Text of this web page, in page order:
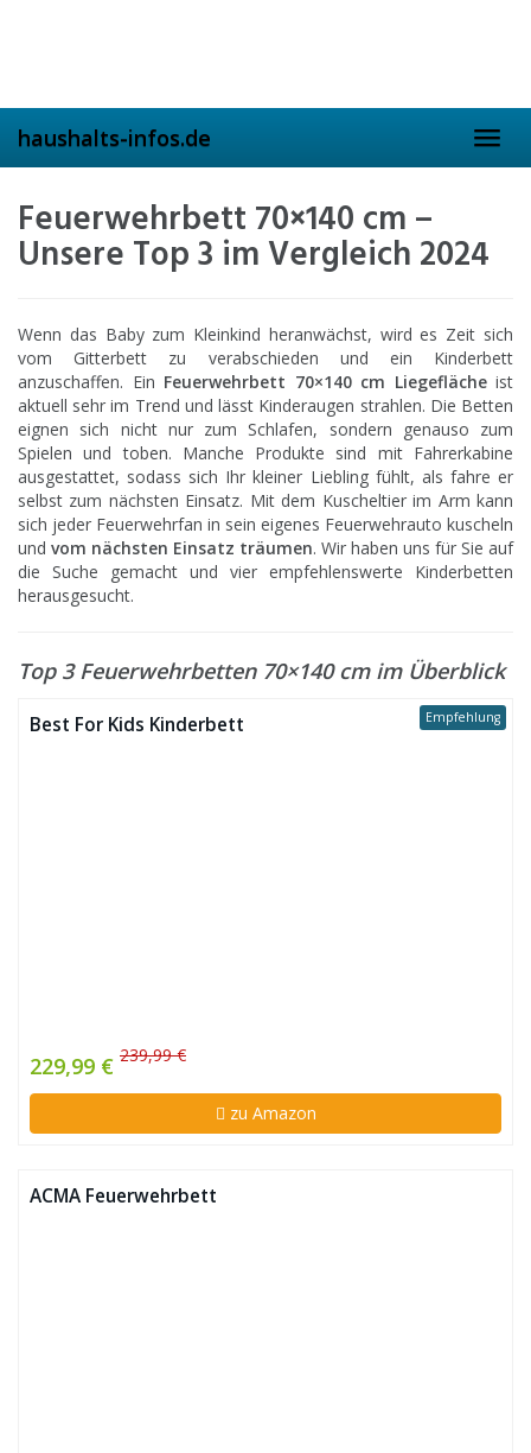
haushalts-infos.de
Feuerwehrbett 70×140 cm –
Unsere Top 3 im Vergleich 2024
Wenn das Baby zum Kleinkind heranwächst, wird es Zeit sich
vom Gitterbett zu verabschieden und ein Kinderbett
anzuschaffen. Ein Feuerwehrbett 70×140 cm Liegeflächeist
aktuell sehr im Trend und lässt Kinderaugen strahlen. Die Betten
eignen sich nicht nur zum Schlafen, sondern genauso zum
Spielen und toben. Manche Produkte sind mit Fahrerkabine
ausgestattet, sodass sich Ihr kleiner Liebling fühlt, als fahre er
selbst zum nächsten Einsatz. Mit dem Kuscheltier im Arm kann
sich jeder Feuerwehrfan in sein eigenes Feuerwehrauto kuscheln
und vom nächsten Einsatz träumen. Wir haben uns für Sie auf
die Suche gemacht und vier empfehlenswerte Kinderbetten
herausgesucht.
Top 3 Feuerwehrbetten 70×140 cm im Überblick
Empfehlung
Best For Kids Kinderbett
229,99 € 239,99 €
zu Amazon
ACMA Feuerwehrbett